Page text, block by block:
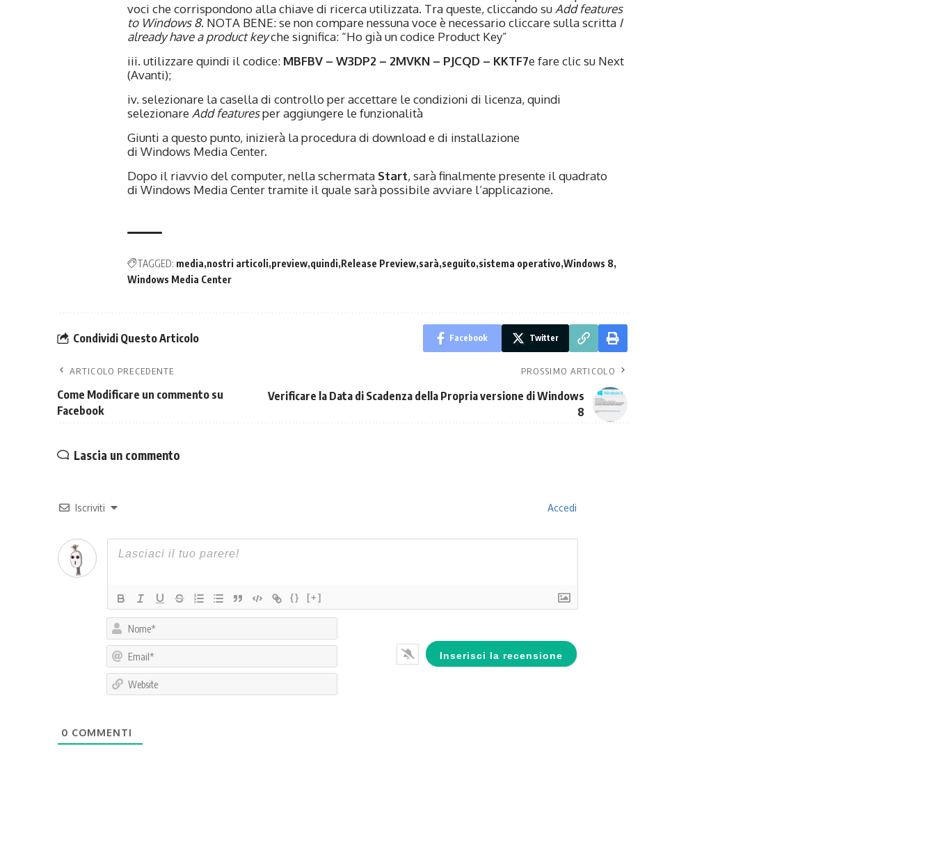
voci che corrispondono alla chiave di ricerca utilizzata. Tra queste, cliccando su Add features
to Windows 8. NOTA BENE: se non compare nessuna voce è necessario cliccare sulla scritta I
already have a product keyche significa: “Ho già un codice Product Key”
iii. utilizzare quindi il codice: MBFBV – W3DP2 – 2MVKN – PJCQD – KKTF7e fare clic su Next
(Avanti);
iv. selezionare la casella di controllo per accettare le condizioni di licenza, quindi
selezionare Add featuresper aggiungere le funzionalità
Giunti a questo punto, inizierà la procedura di download e di installazione
di Windows Media Center.
Dopo il riavvio del computer, nella schermata Start, sarà finalmente presente il quadrato
di Windows Media Center tramite il quale sarà possibile avviare l’applicazione.
TAGGED: media nostri articoli preview quindi Release Preview sarà seguito sistema operativo Windows 8
Windows Media Center
Condividi Questo Articolo Facebook Twitter
ARTICOLO PRECEDENTE
Come Modificare un commento su
Facebook
PROSSIMO ARTICOLO
Verificare la Data di Scadenza della Propria versione di Windows
8
Lascia un commento
Iscriviti Accedi
{} [+]
0 COMMENTI